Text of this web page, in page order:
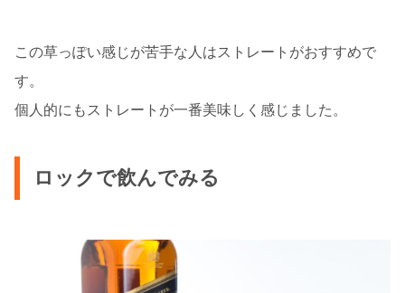
この草っぽい感じが苦手な人はストレートがおすすめで
す。
個人的にもストレートが一番美味しく感じました。
ロックで飲んでみる